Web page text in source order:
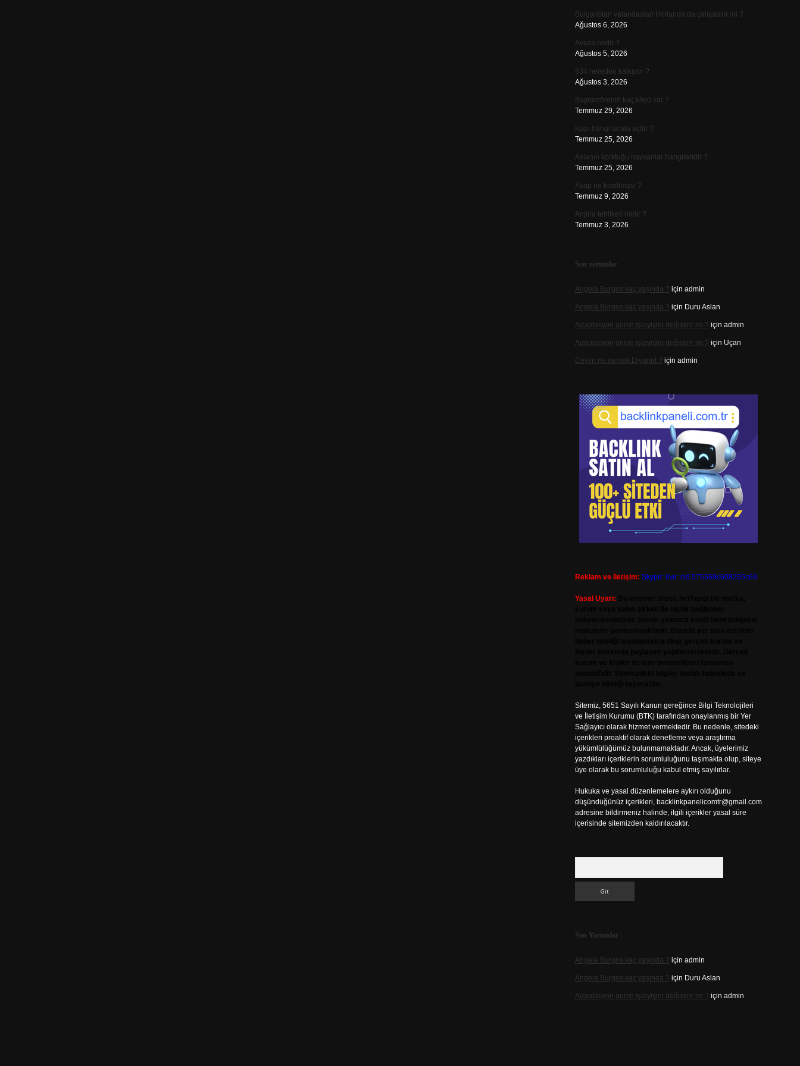
Bulgaristan vatandaşları Hollanda’da çalışabilir mi ?
Ağustos 6, 2026
Avaza nedir ?
Ağustos 5, 2026
534 nereden kalkıyor ?
Ağustos 3, 2026
Bayramörenin kaç köyü var ?
Temmuz 29, 2026
Kapı hangi tarafa açılır ?
Temmuz 25, 2026
Aslanın korktuğu hayvanlar hangileridir ?
Temmuz 25, 2026
Asap ne kısaltması ?
Temmuz 9, 2026
Anjina tehlikeli midir ?
Temmuz 3, 2026
Son yorumlar
Angela Burgos kaç yaşında ? için admin
Angela Burgos kaç yaşında ? için Duru Aslan
Adaptasyon genin işleyişini değiştirir mi ? için admin
Adaptasyon genin işleyişini değiştirir mi ? için Uçan
Ceylin ne demek Diyanet ? için admin
Reklam ve İletişim: Skype: live:.cid.575569c608265c69
Yasal Uyarı:
Sitemiz, 5651 Sayılı Kanun gereğince Bilgi Teknolojileri
ve İletişim Kurumu (BTK) tarafından onaylanmış bir Yer
Sağlayıcı olarak hizmet vermektedir. Bu nedenle, sitedeki
içerikleri proaktif olarak denetleme veya araştırma
yükümlülüğümüz bulunmamaktadır. Ancak, üyelerimiz
yazdıkları içeriklerin sorumluluğunu taşımakta olup, siteye
üye olarak bu sorumluluğu kabul etmiş sayılırlar.
Hukuka ve yasal düzenlemelere aykırı olduğunu
düşündüğünüz içerikleri, backlinkpanelicomtr@gmail.com
adresine bildirmeniz halinde, ilgili içerikler yasal süre
içerisinde sitemizden kaldırılacaktır.
Son Yorumlar
Angela Burgos kaç yaşında ? için admin
Angela Burgos kaç yaşında ? için Duru Aslan
Adaptasyon genin işleyişini değiştirir mi ? için admin